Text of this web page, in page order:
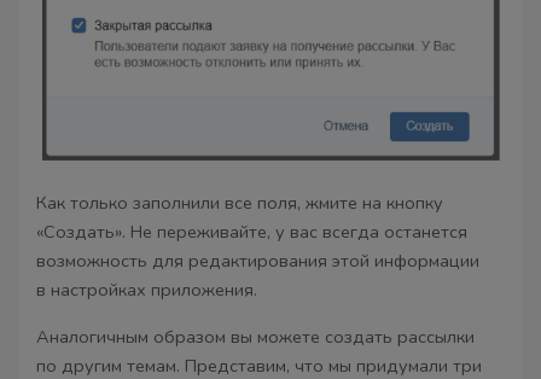
Как только заполнили все поля, жмите на кнопку
«Создать». Не переживайте, у вас всегда останется
возможность для редактирования этой информации
в настройках приложения.
Аналогичным образом вы можете создать рассылки
по другим темам. Представим, что мы придумали три